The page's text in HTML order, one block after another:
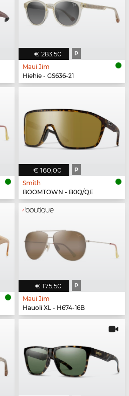
€ 283,50 P
Maui Jim
Hiehie - GS636-21
€ 160,00 P
Smith
BOOMTOWN - B0Q/QE
€ 175,50 P
Maui Jim
Hauoli XL - H674-16B